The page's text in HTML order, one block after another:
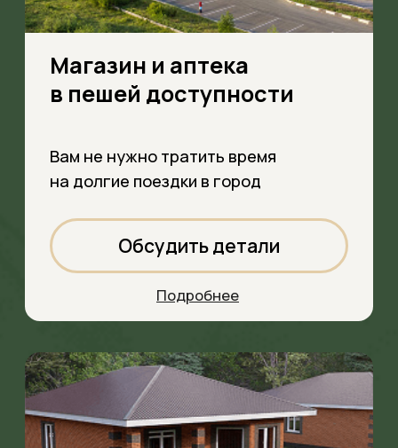
ПОЧЕМУ ВЫГОДНО
КУПИТЬ ДОМ
ИМЕННО СЕЙЧАС?
растут, а выгодные условия доступны
только в течение ограниченного времени
Скидка 500 000 ₽
на готовые дома
Экономия на покупке –
1